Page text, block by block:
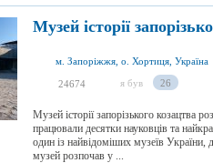
Музей історії
м. Запоріжжя, о. Хортиця, Україна
24674 я був 26
Музей історії запорізького козацтва
працювали десятки науковців та
один із найвідоміших музеїв України,
музей розпочав у ...